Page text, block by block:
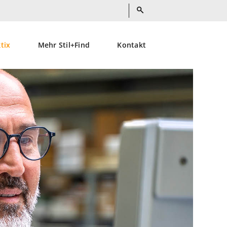
Mehr Stil+Find Kontakt